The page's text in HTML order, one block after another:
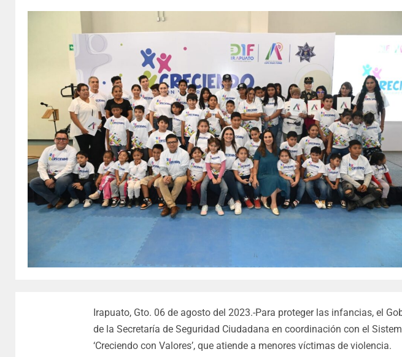
Irapuato, Gto. 06 de agosto del 2023.-Para proteger las infancias, el
de la Secretaría de Seguridad Ciudadana en coordinación con el
‘Creciendo con Valores’, que atiende a menores víctimas de violencia.